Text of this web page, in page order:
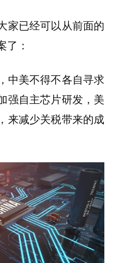
家已经可以从前面的
了：
，中美不得不各自寻求
强自主芯片研发，美
来减少关税带来的成